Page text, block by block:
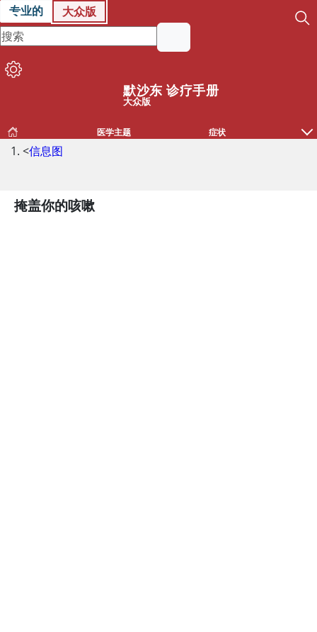
专业的 大众版
默沙东 诊疗手册
大众版
医学主题 症状
<信息图
掩盖你的咳嗽